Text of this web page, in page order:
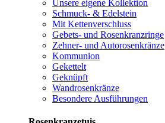
Unsere eigene Kollektion
Schmuck- & Edelstein
Mit Kettenverschluss
Gebets- und Rosenkranzringe
Zehner- und Autorosenkränze
Kommunion
Gekettelt
Geknüpft
Wandrosenkränze
Besondere Ausführungen